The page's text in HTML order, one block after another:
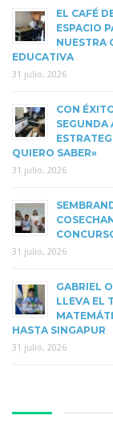
EL CAFÉ
ESPACIO
NUESTRA
EDUCATIVA
31 julio, 2026
CON
SEGUNDA
QUIERO SABER»
31 julio, 2026
31 julio, 2026
GABRIEL
LLEVA EL
HASTA SINGAPUR
31 julio, 2026